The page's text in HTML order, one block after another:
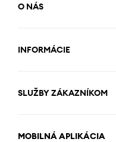
O NÁS
INFORMÁCIE
SLUŽBY ZÁKAZNÍKOM
MOBILNÁ APLIKÁCIA